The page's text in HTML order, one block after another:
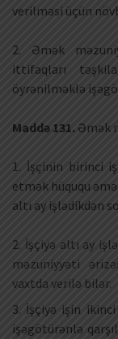
verilməsi üçün
2. Əmək
ittifaqları
öyrənilməklə
Maddə 131. Əmək
1. İşçinin birinci
etmək hüququ
altı ay işlədikdən
2. İşçiyə altı ay
məzuniyyəti
vaxtda verilə bilər.
3. İşçiyə işin
işəgötürənlə